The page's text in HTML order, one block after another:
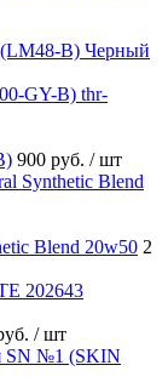
B) Черный
900 руб. / шт
Blend 20w50 2
/ шт